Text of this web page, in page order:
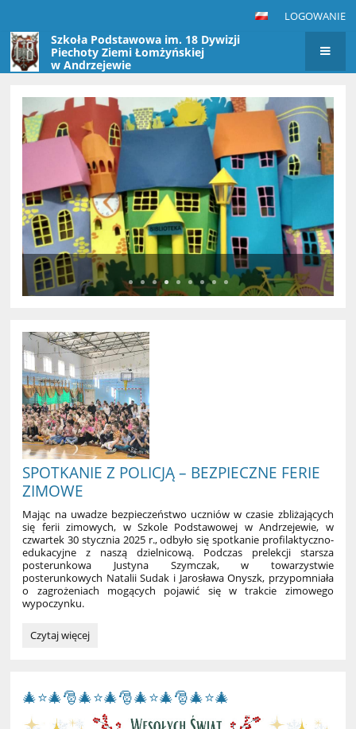
LOGOWANIE
Szkoła Podstawowa im. 18 Dywizji
Piechoty Ziemi Łomżyńskiej
w Andrzejewie
Strona
główna
SPOTKANIE Z POLICJĄ – BEZPIECZNE FERIE
ZIMOWE
Mając na uwadze bezpieczeństwo uczniów w czasie zbliżających
się ferii zimowych, w Szkole Podstawowej w Andrzejewie, w
czwartek 30 stycznia 2025 r., odbyło się spotkanie profilaktyczno-
edukacyjne z naszą dzielnicową. Podczas prelekcji starsza
posterunkowa Justyna Szymczak, w towarzystwie
posterunkowych Natalii Sudak i Jarosława Onyszk, przypomniała
o zagrożeniach mogących pojawić się w trakcie zimowego
wypoczynku.
SPOTKANIE
BEZPIECZNE
FERIE
ZIMOWE:
Czytaj więcej
🎄⭐🎄🎅🎄⭐🎄🎅🎄⭐🎄🎅🎄⭐🎄